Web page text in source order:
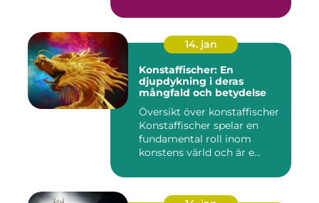
14. jan
Konstaffischer: En
djupdykning i deras
mångfald och betydelse
Översikt över konstaffischer
Konstaffischer spelar en
fundamental roll inom
konstens värld och är e...